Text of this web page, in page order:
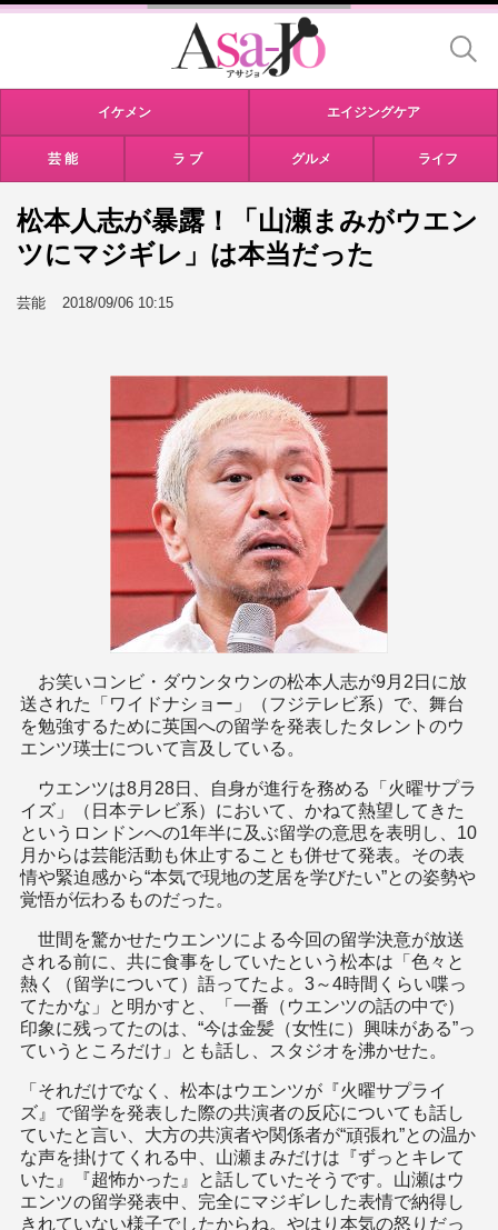
イケメン エイジングケア
芸 能 ラ ブ グルメ ライフ
松本人志が暴露！「山瀬まみがウエン
ツにマジギレ」は本当だった
芸能 2018/09/06 10:15
お笑いコンビ・ダウンタウンの松本人志が9月2日に放
送された「ワイドナショー」（フジテレビ系）で、舞台
を勉強するために英国への留学を発表したタレントのウ
エンツ瑛士について言及している。
ウエンツは8月28日、自身が進行を務める「火曜サプラ
イズ」（日本テレビ系）において、かねて熱望してきた
というロンドンへの1年半に及ぶ留学の意思を表明し、10
月からは芸能活動も休止することも併せて発表。その表
情や緊迫感から“本気で現地の芝居を学びたい”との姿勢や
覚悟が伝わるものだった。
世間を驚かせたウエンツによる今回の留学決意が放送
される前に、共に食事をしていたという松本は「色々と
熱く（留学について）語ってたよ。3～4時間くらい喋っ
てたかな」と明かすと、「一番（ウエンツの話の中で）
印象に残ってたのは、“今は金髪（女性に）興味がある”っ
ていうところだけ」とも話し、スタジオを沸かせた。
「それだけでなく、松本はウエンツが『火曜サプライ
ズ』で留学を発表した際の共演者の反応についても話し
ていたと言い、大方の共演者や関係者が“頑張れ”との温か
な声を掛けてくれる中、山瀬まみだけは『ずっとキレて
いた』『超怖かった』と話していたそうです。山瀬はウ
エンツの留学発表中、完全にマジギレした表情で納得し
きれていない様子でしたからね。やはり本気の怒りだっ